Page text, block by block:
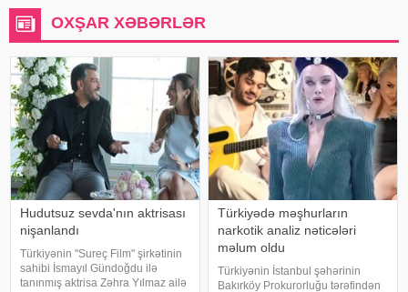
OXŞAR XƏBƏRLƏR
Hudutsuz sevda'nın aktrisası
nişanlandı
Türkiyənin "Sureç Film" şirkətinin
sahibi İsmayıl Gündoğdu ilə
tanınmış aktrisa Zəhra Yılmaz ailə
Türkiyədə məşhurların
narkotik analiz nəticələri
məlum oldu
Türkiyənin İstanbul şəhərinin
Bakırköy Prokurorluğu tərəfindən